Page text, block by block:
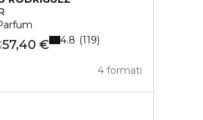
57,40 €
4 formati
4.8 119